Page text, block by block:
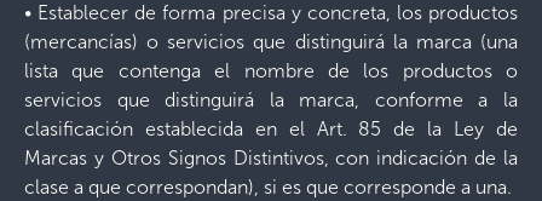
• Establecer de forma precisa y concreta, los productos
(mercancías) o servicios que distinguirá la marca (una
lista que contenga el nombre de los productos o
servicios que distinguirá la marca, conforme a la
clasificación establecida en el Art. 85 de la Ley de
Marcas y Otros Signos Distintivos, con indicación de la
clase a que correspondan), si es que corresponde a una.